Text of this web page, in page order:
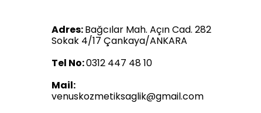
Adres:Bağcılar Mah. Açın Cad. 282
Sokak 4/17 Çankaya/ANKARA
Tel No:0312 447 48 10
Mail:
venuskozmetiksaglik@gmail.com